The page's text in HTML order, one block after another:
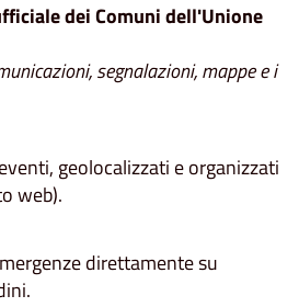
dei Comuni dell'Unione
segnalazioni, mappe e i
geolocalizzati e organizzati
web).
direttamente su